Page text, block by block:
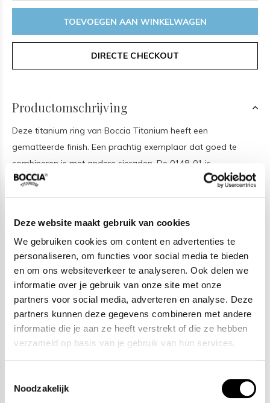
Deze website maakt gebruik van cookies
We gebruiken cookies om content en advertenties te
personaliseren, om functies voor social media te bieden
en om ons websiteverkeer te analyseren. Ook delen we
informatie over je gebruik van onze site met onze
partners voor social media, adverteren en analyse. Deze
partners kunnen deze gegevens combineren met andere
informatie die je aan ze heeft verstrekt of die ze hebben
verzameld op basis van je gebruik van hun services.
Noodzakelijk
TOEVOEGEN AAN WINKELWAGEN
DIRECTE CHECKOUT
Productomschrijving
Deze titanium ring van Boccia Titanium heeft een
gematteerde finish. Een prachtig exemplaar dat goed te
combineren is met andere sieraden. De 0148-01 is
verkrijgbaar in meerdere maten en is 3,5mm breed. Kortom,
een simplistisch & stijlvol accessoire die perfect te
Size guide ringen
Met sieraden is het soms lastig om te bepalen welke maat je
nodig hebt. Vandaar dat we je graag verder helpen via onze
Boccia Titanium size guide!
Boccia Titanium sieraden
combineren, waardoor je gemakkelijk sets kunt samenstellen
van colliers, oorbellen, armbanden en ringen. Of je nu sportief